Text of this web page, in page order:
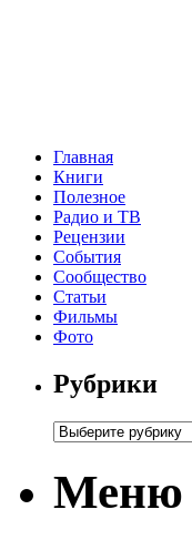
Главная
Книги
Полезное
Радио и ТВ
Рецензии
События
Сообщество
Статьи
Фильмы
Фото
Рубрики
Меню